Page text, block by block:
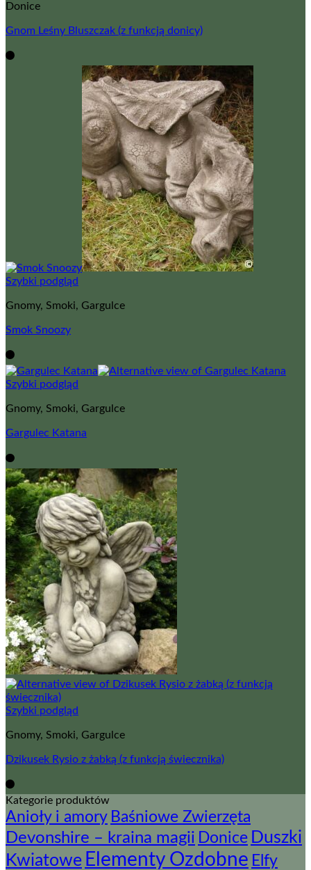
Donice
Gnom Leśny Bluszczak (z funkcją donicy)
Szybki podgląd
Gnomy, Smoki, Gargulce
Smok Snoozy
Szybki podgląd
Gnomy, Smoki, Gargulce
Gargulec Katana
Szybki podgląd
Gnomy, Smoki, Gargulce
Dzikusek Rysio z żabką (z funkcją świecznika)
Kategorie produktów
Anioły i amory Baśniowe Zwierzęta
Devonshire – kraina magii Donice Duszki
Kwiatowe Elementy Ozdobne Elfy